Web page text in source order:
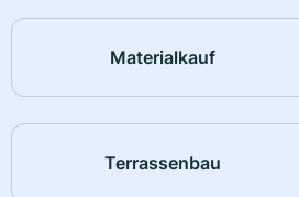
Materialkauf
Terrassenbau